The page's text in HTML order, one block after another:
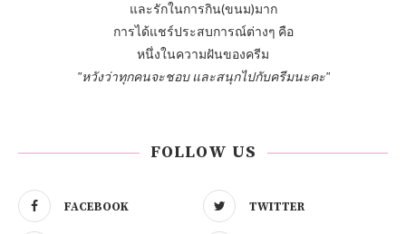
และรักในการกิน(ขนม)มาก
การได้แชร์ประสบการณ์ต่างๆ คือ
หนึ่งในความฝันของครีม
"หวังว่าทุกคนจะชอบ และสนุกไปกับครีมนะคะ"
FOLLOW US
FACEBOOK TWITTER